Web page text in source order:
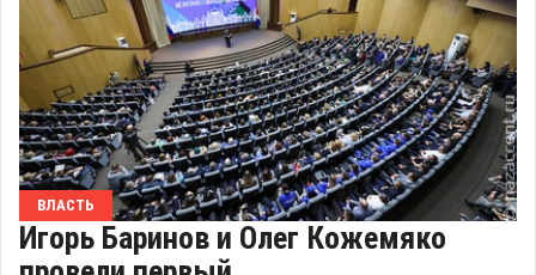
ВЛАСТЬ
Игорь Баринов и Олег Кожемяко